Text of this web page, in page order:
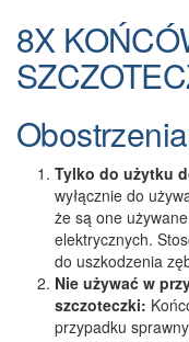
8X
Tylko do użytku
wyłącznie do
że są one
elektrycznych.
do uszkodzenia
Nie używać w
szczoteczki:
przypadku